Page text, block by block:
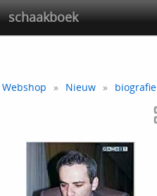
schaakboek
Webshop » Nieuw » biografie